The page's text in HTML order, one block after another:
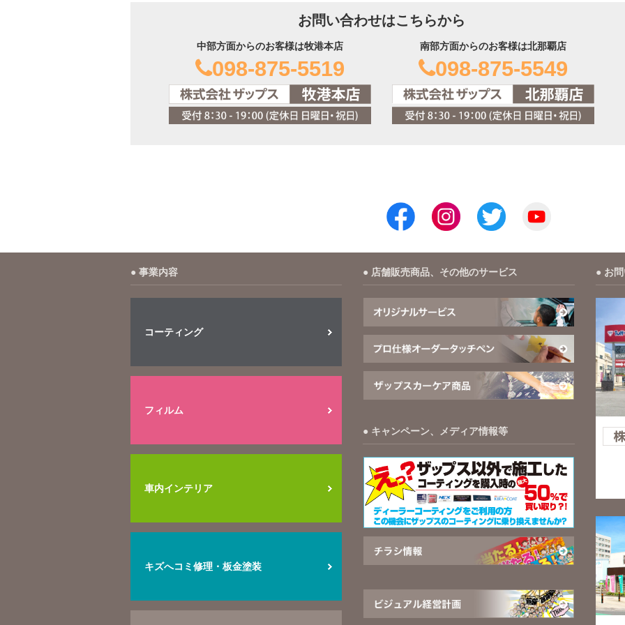
お問い合わせはこちらから
中部方面からのお客様は牧港本店
098-875-5519
南部方面からのお客様は北那覇店
098-875-5549
お
事業内容
コーティング
フィルム
車内インテリア
キズへコミ修理・板金塗装
店舗販売商品、その他のサービス
キャンペーン、メディア情報等